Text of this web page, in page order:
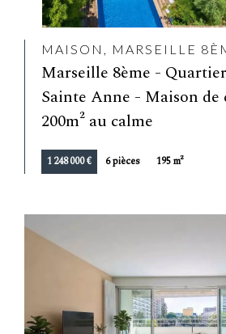
MAISON, MARSEILLE
Marseille 8ème -
Sainte Anne - Maison de
200m² au calme
1 248 000 € 6 pièces 195 m²